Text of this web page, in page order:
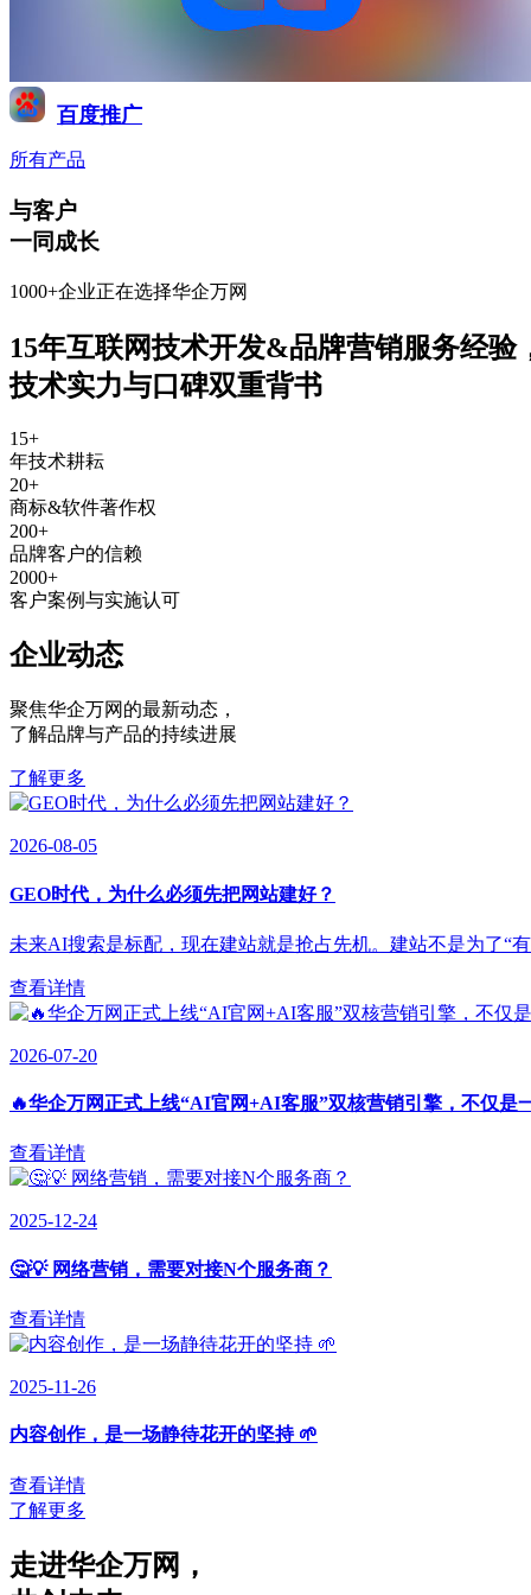
百度推广
所有产品
与客户
一同成长
1000+企业正在选择华企万网
15年互联网技术开发&品牌营销服务经验
技术实力与口碑双重背书
15+
年技术耕耘
20+
商标&软件著作权
200+
品牌客户的信赖
2000+
客户案例与实施认可
企业动态
聚焦华企万网的最新动态 ，
了解品牌与产品的持续进展
了解更多
2026-08-05
GEO时代，为什么必须先把网站建好？
未来AI搜索是标配，现在建站就是抢占先机。建站不是为了“
查看详情
2026-07-20
🔥华企万网正式上线“AI官网+AI客服”双核营销引擎，不仅是
查看详情
2025-12-24
🤔💡 网络营销，需要对接N个服务商？
查看详情
2025-11-26
内容创作，是一场静待花开的坚持 🌱
查看详情
了解更多
走进华企万网 ，